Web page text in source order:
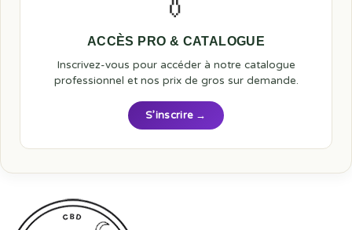
ACCÈS PRO & CATALOGUE
Inscrivez-vous pour accéder à notre catalogue
professionnel et nos prix de gros sur demande.
S’inscrire →